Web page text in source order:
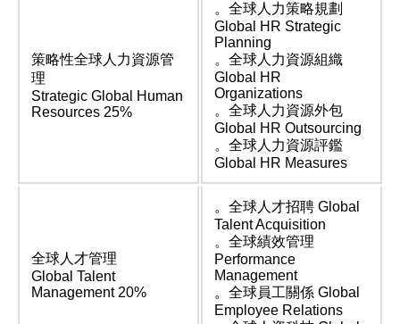
策略性全球人力資源管
理
Strategic Global Human
Resources 25%
。全球人力策略規劃
Global HR Strategic
Planning
。全球人力資源組織
Global HR
Organizations
。全球人力資源外包
Global HR Outsourcing
。全球人力資源評鑑
Global HR Measures
全球人才管理
Global Talent
Management 20%
。全球人才招聘 Global
Talent Acquisition
。全球績效管理
Performance
Management
。全球員工關係 Global
Employee Relations